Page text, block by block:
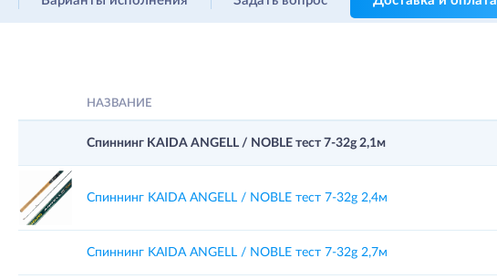
НАЗВАНИЕ
Спиннинг KAIDA ANGELL / NOBLE тест 7-32g 2,1м
Спиннинг KAIDA ANGELL / NOBLE тест 7-32g 2,4м
Спиннинг KAIDA ANGELL / NOBLE тест 7-32g 2,7м